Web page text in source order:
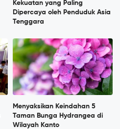
Kekuatan yang Paling
Dipercaya oleh Penduduk Asia
Tenggara
Menyaksikan Keindahan 5
Taman Bunga Hydrangea di
Wilayah Kanto